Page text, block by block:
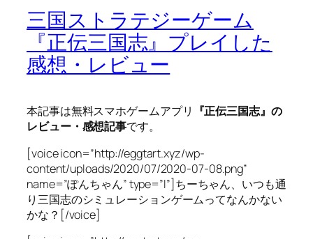
三国ストラテジーゲーム
『正伝三国志』プレイした
感想・レビュー
本記事は無料スマホゲームアプリ 『正伝三国志』の
レビュー・感想記事です。
[voice icon=”http://eggtart.xyz/wp-
content/uploads/2020/07/2020-07-08.png”
name=”ぽんちゃん” type=”l”]ちーちゃん、いつも通
り三国志のシミュレーションゲームってなんかない
かな？[/voice]